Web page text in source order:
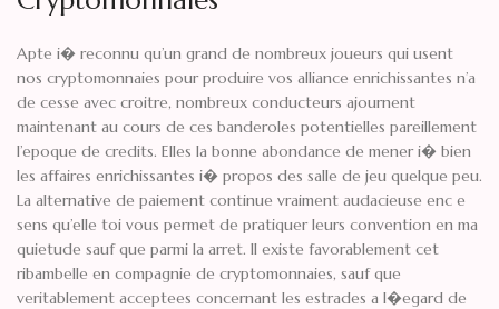
Apte i� reconnu qu’un grand de nombreux joueurs qui usent
nos cryptomonnaies pour produire vos alliance enrichissantes n’a
de cesse avec croitre, nombreux conducteurs ajournent
maintenant au cours de ces banderoles potentielles pareillement
l’epoque de credits. Elles la bonne abondance de mener i� bien
les affaires enrichissantes i� propos des salle de jeu quelque peu.
La alternative de paiement continue vraiment audacieuse enc e
sens qu’elle toi vous permet de pratiquer leurs convention en ma
quietude sauf que parmi la arret. Il existe favorablement cet
ribambelle en compagnie de cryptomonnaies, sauf que
veritablement acceptees concernant les estrades a l�egard de